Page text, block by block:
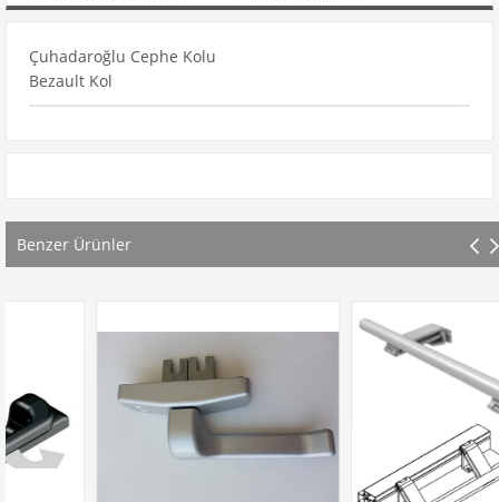
Çuhadaroğlu Cephe Kolu
Bezault Kol
Benzer Ürünler